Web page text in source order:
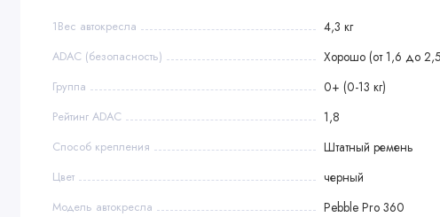
1Вес автокресла 4,3 кг
ADAC (безопасность) Хорошо (от 1,6 до
Группа 0+ (0-13 кг)
Рейтинг ADAC 1,8
Способ крепления Штатный ремень
Цвет черный
Модель автокресла Pebble Pro 360